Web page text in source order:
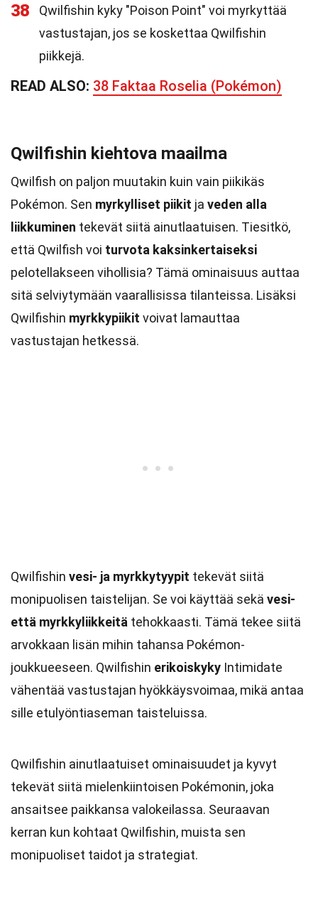
38
Qwilfishin kyky "Poison Point" voi myrkyttää
vastustajan, jos se koskettaa Qwilfishin
piikkejä.
READ ALSO: 38 Faktaa Roselia (Pokémon)
Qwilfishin kiehtova maailma
Qwilfish on paljon muutakin kuin vain piikikäs
Pokémon. Sen myrkylliset piikit ja veden alla
liikkuminen tekevät siitä ainutlaatuisen. Tiesitkö,
että Qwilfish voi turvota kaksinkertaiseksi
pelotellakseen vihollisia? Tämä ominaisuus auttaa
sitä selviytymään vaarallisissa tilanteissa. Lisäksi
Qwilfishin myrkkypiikit voivat lamauttaa
vastustajan hetkessä.
Qwilfishin vesi- ja myrkkytyypit tekevät siitä
monipuolisen taistelijan. Se voi käyttää sekä vesi-
että myrkkyliikkeitä tehokkaasti. Tämä tekee siitä
arvokkaan lisän mihin tahansa Pokémon-
joukkueeseen. Qwilfishin erikoiskyky Intimidate
vähentää vastustajan hyökkäysvoimaa, mikä antaa
sille etulyöntiaseman taisteluissa.
Qwilfishin ainutlaatuiset ominaisuudet ja kyvyt
tekevät siitä mielenkiintoisen Pokémonin, joka
ansaitsee paikkansa valokeilassa. Seuraavan
kerran kun kohtaat Qwilfishin, muista sen
monipuoliset taidot ja strategiat.